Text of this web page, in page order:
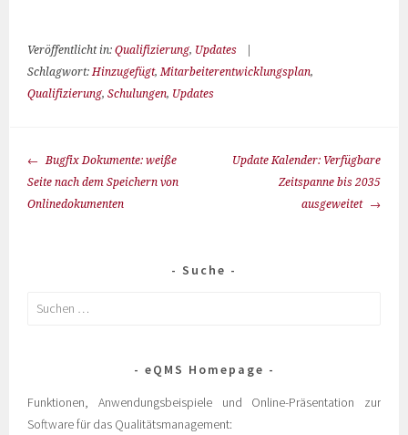
Veröffentlicht in:Qualifizierung, Updates
Schlagwort:Hinzugefügt,Mitarbeiterentwicklungsplan,
Qualifizierung,Schulungen, Updates
Bugfix Dokumente: weiße
Seite nach dem Speichern von
Onlinedokumenten
Update Kalender: Verfügbare
Zeitspanne bis 2035
ausgeweitet
Suche
eQMS Homepage
Funktionen, Anwendungsbeispiele und Online-Präsentation zur
Software für das Qualitätsmanagement: